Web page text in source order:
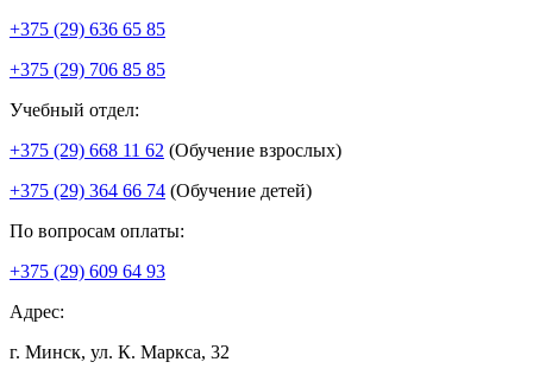
+375 (29) 636 65 85
+375 (29) 706 85 85
Учебный отдел:
+375 (29) 668 11 62 (Обучение взрослых)
+375 (29) 364 66 74 (Обучение детей)
По вопросам оплаты:
+375 (29) 609 64 93
Адрес:
г. Минск, ул. К. Маркса, 32